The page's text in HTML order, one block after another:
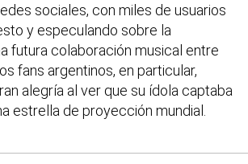
sociales, con miles de usuarios
y especulando sobre la
futura colaboración musical entre
fans argentinos, en particular,
alegría al ver que su ídola captaba
estrella de proyección mundial.